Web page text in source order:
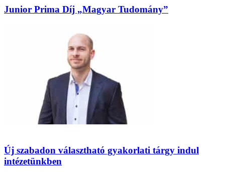
Junior Prima Díj „Magyar Tudomány”
Új szabadon választható gyakorlati tárgy indul
intézetünkben